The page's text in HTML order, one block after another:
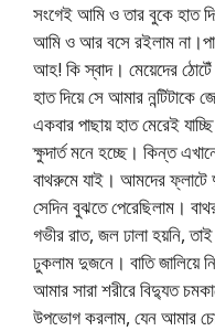
সংগেই আমি ও তার বুকে হাত
আমি ও আর বসে রইলাম
আহ! কি স্বাদ। মেয়েদের
হাত দিয়ে সে আমার নন্টিটাকে
একবার পাছায় হাত মেরেই
ক্ষুদার্ত মনে হচ্ছে। কিন্ত
বাথরুমে যাই। আমদের ফ্লাটে
সেদিন বুঝতে পেরেছিলাম।
গভীর রাত, জল ঢালা হয়নি,
ঢুকলাম দুজনে। বাতি জালিয়ে
আমার সারা শরীরে বিদ্যুত
উপভোগ করলাম, যেন আমার